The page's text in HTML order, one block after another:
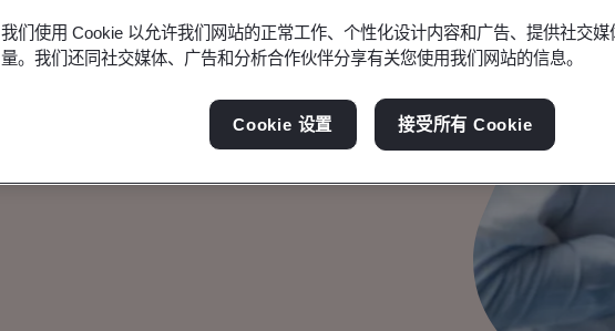
我们使用 Cookie 以允许我们网站的正常工作、个性化设计内容和广告、提供社交媒
量。我们还同社交媒体、广告和分析合作伙伴分享有关您使用我们网站的信息。
Cookie 设置 接受所有 Cookie